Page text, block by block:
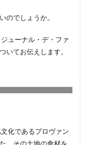
のでしょうか。
ューナル・デ・ファ
いてお伝えします。
化であるプロヴァン
、その土地の食材を